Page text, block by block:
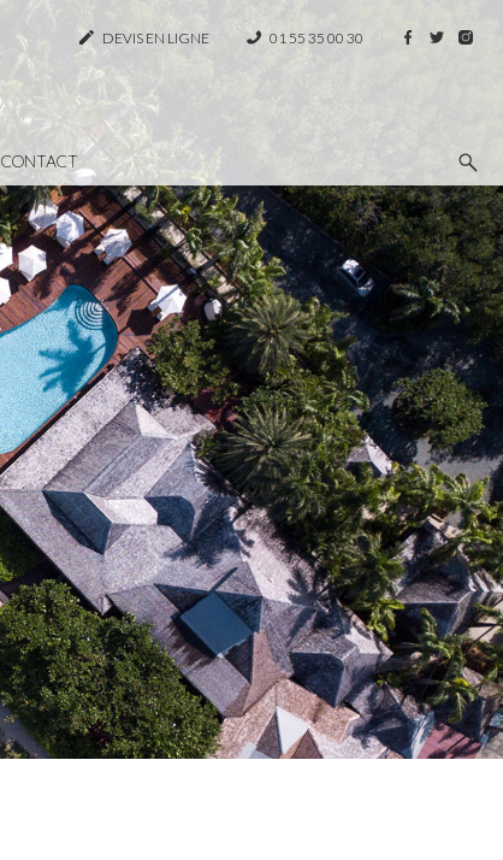
CONTACT
DEVIS EN LIGNE 01 55 35 00 30